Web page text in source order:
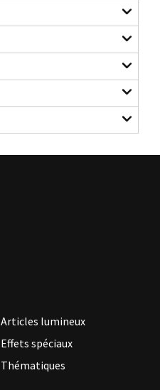
Articles lumineux
Effets spéciaux
Thématiques